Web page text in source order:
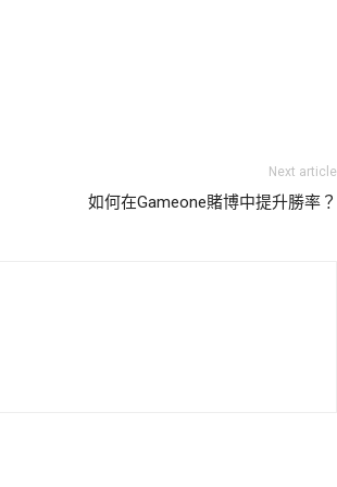
Next article
如何在Gameone賭博中提升勝率？